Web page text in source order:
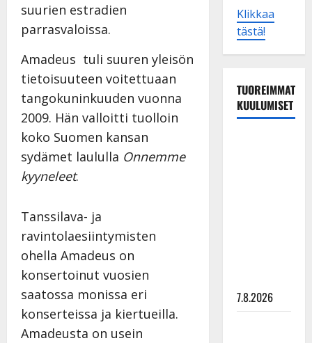
suurien estradien
parrasvaloissa.
Amadeus tuli suuren yleisön
tietoisuuteen voitettuaan
tangokuninkuuden vuonna
2009. Hän valloitti tuolloin
koko Suomen kansan
sydämet laululla Onnemme
kyyneleet.
Tanssilava- ja
ravintolaesiintymisten
ohella Amadeus on
konsertoinut vuosien
saatossa monissa eri
konserteissa ja kiertueilla.
Amadeusta on usein
Klikkaa
tästä!
TUOREIMMAT
KUULUMISET
7.8.2026